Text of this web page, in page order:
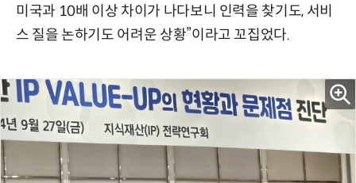
미국과 10배 이상 차이가 나다보니 인력을 찾기도, 서비
스 질을 논하기도 어려운 상황”이라고 꼬집었다.